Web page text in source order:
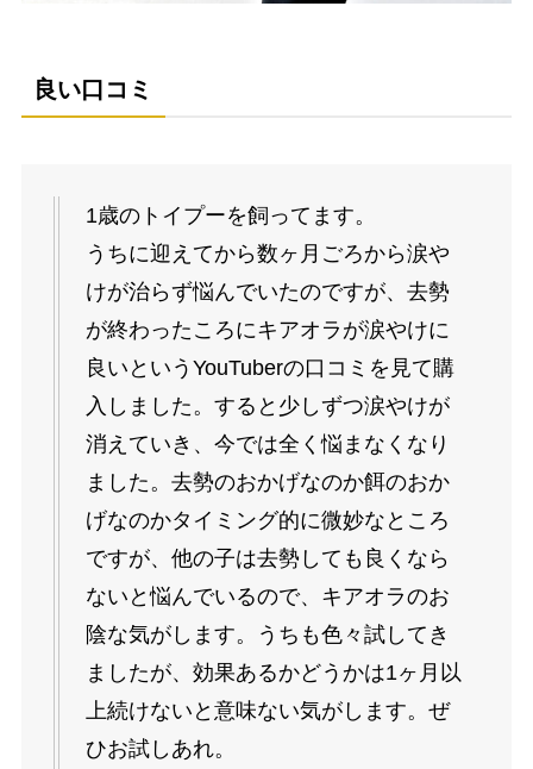
良い口コミ
1歳のトイプーを飼ってます。
うちに迎えてから数ヶ月ごろから涙や
けが治らず悩んでいたのですが、去勢
が終わったころにキアオラが涙やけに
良いというYouTuberの口コミを見て購
入しました。すると少しずつ涙やけが
消えていき、今では全く悩まなくなり
ました。去勢のおかげなのか餌のおか
げなのかタイミング的に微妙なところ
ですが、他の子は去勢しても良くなら
ないと悩んでいるので、キアオラのお
陰な気がします。うちも色々試してき
ましたが、効果あるかどうかは1ヶ月以
上続けないと意味ない気がします。ぜ
ひお試しあれ。